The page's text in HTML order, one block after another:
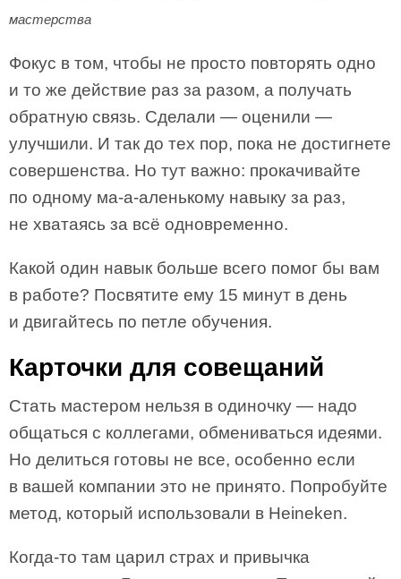
мастерства
Фокус в том, чтобы не просто повторять одно
и то же действие раз за разом, а получать
обратную связь. Сделали — оценили —
улучшили. И так до тех пор, пока не достигнете
совершенства. Но тут важно: прокачивайте
по одному ма-а-аленькому навыку за раз,
не хватаясь за всё одновременно.
Какой один навык больше всего помог бы вам
в работе? Посвятите ему 15 минут в день
и двигайтесь по петле обучения.
Карточки для совещаний
Стать мастером нельзя в одиночку — надо
общаться с коллегами, обмениваться идеями.
Но делиться готовы не все, особенно если
в вашей компании это не принято. Попробуйте
метод, который использовали в Heineken.
Когда-то там царил страх и привычка